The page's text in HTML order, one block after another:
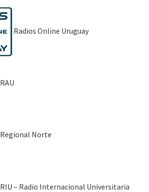
Radios Online Uruguay
RAU
Regional Norte
RIU – Radio Internacional Universitaria